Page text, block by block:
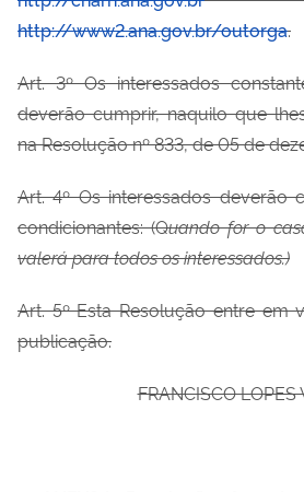
http://www2.ana.gov.br/outorga.
Art. 3º Os interessados
deverão cumprir, naquilo que
na Resolução nº 833, de 05 de
Art. 4º Os interessados deverão
condicionantes: (Quando for o
valerá para todos os interessados.)
Art. 5º Esta Resolução entre em
publicação.
FRANCISCO LOPES